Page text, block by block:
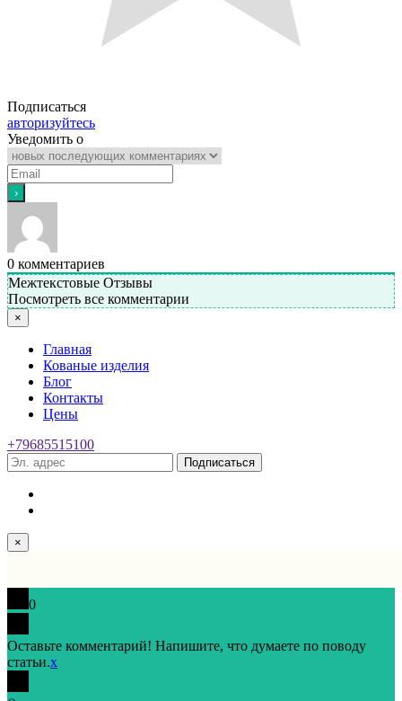
Подписаться
авторизуйтесь
Уведомить о
0 комментариев
Межтекстовые Отзывы
Посмотреть все комментарии
×
Главная
Кованые изделия
Блог
Контакты
Цены
+79685515100
Подписаться
×
0
Оставьте комментарий! Напишите, что думаете по поводу
статьи.x